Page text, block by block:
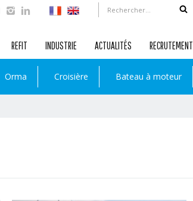
REFIT INDUSTRIE ACTUALITÉS RECRUTEMENT
Orma Croisière Bateau à moteur